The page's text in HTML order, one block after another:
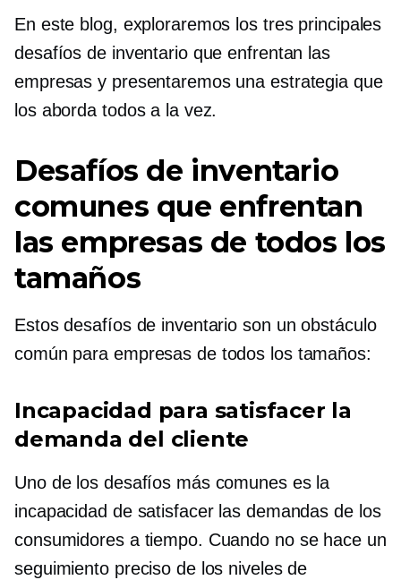
En este blog, exploraremos los tres principales
desafíos de inventario que enfrentan las
empresas y presentaremos una estrategia que
los aborda todos a la vez.
Desafíos de inventario
comunes que enfrentan
las empresas de todos los
tamaños
Estos desafíos de inventario son un obstáculo
común para empresas de todos los tamaños:
Incapacidad para satisfacer la
demanda del cliente
Uno de los desafíos más comunes es la
incapacidad de satisfacer las demandas de los
consumidores a tiempo. Cuando no se hace un
seguimiento preciso de los niveles de